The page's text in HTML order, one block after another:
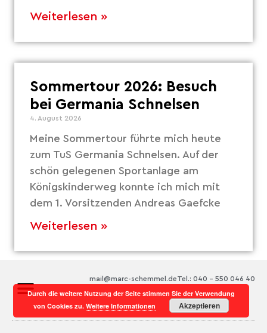
Weiterlesen »
Sommertour 2026: Besuch
bei Germania Schnelsen
4. August 2026
Meine Sommertour führte mich heute
zum TuS Germania Schnelsen. Auf der
schön gelegenen Sportanlage am
Königskinderweg konnte ich mich mit
dem 1. Vorsitzenden Andreas Gaefcke
Weiterlesen »
Tel.: 040 – 550 046 40
mail@marc-schemmel.de
Durch die weitere Nutzung der Seite stimmen Sie der Verwendung
von Cookies zu.Weitere Informationen Akzeptieren